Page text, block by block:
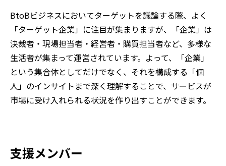
BtoBビジネスにおいてターゲットを議論する際、よく
「ターゲット企業」に注目が集まりますが、「企業」は
決裁者・現場担当者・経営者・購買担当者など、多様な
生活者が集まって運営されています。よって、「企業」
という集合体としてだけでなく、それを構成する「個
人」のインサイトまで深く理解することで、サービスが
市場に受け入れられる状況を作り出すことができます。
支援メンバー